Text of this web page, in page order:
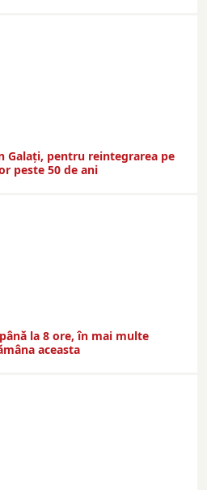
Galați, pentru reintegrarea pe
peste 50 de ani
la 8 ore, în mai multe
aceasta